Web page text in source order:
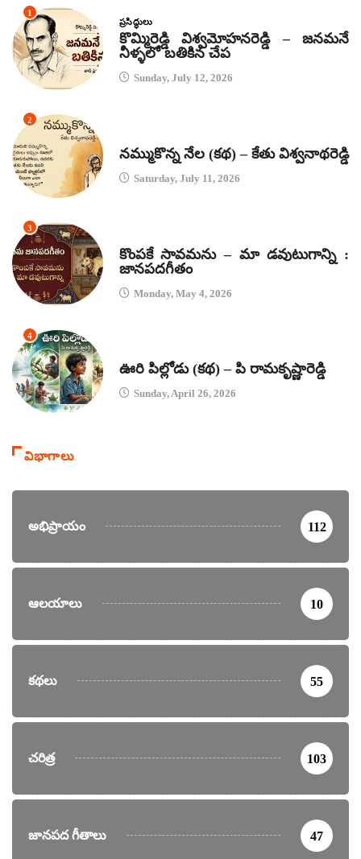
1
ప్రసిద్ధులు
కొమ్మిరెడ్డి విశ్వమోహనరెడ్డి – జనమనే
నీళ్ళలో బతికిన చేప
Sunday, July 12, 2026
2
నమ్ముకొన్న నేల (కథ) – కేతు విశ్వనాథరెడ్డి
Saturday, July 11, 2026
3
కొంపకే సావమను – మా డవుటుగాన్ని :
జానపదగీతం
Monday, May 4, 2026
4
ఊరి పిల్లోడు (కథ) – పి రామకృష్ణారెడ్డి
Sunday, April 26, 2026
విభాగాలు
అభిప్రాయం 112
ఆలయాలు 10
కథలు 55
చరిత్ర 103
జానపద గీతాలు 47